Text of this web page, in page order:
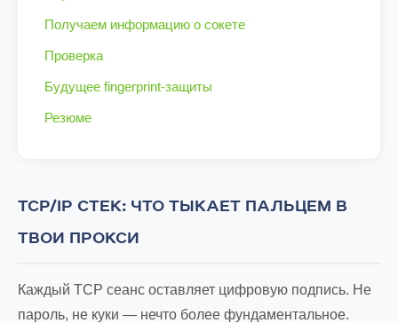
Получаем информацию о сокете
Проверка
Будущее fingerprint-защиты
Резюме
TCP/IP СТЕК: ЧТО ТЫКАЕТ ПАЛЬЦЕМ В
ТВОИ ПРОКСИ
Каждый TCP сеанс оставляет цифровую подпись. Не
пароль, не куки — нечто более фундаментальное.